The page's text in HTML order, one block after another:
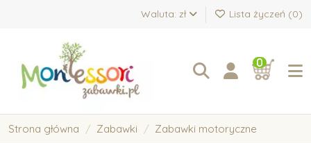
Waluta: zł Lista życzeń (0)
0
Strona główna Zabawki Zabawki motoryczne